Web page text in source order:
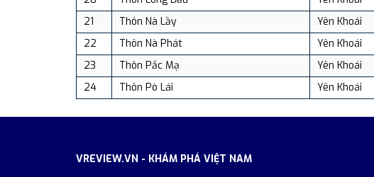
21
Thôn Nà Lầy Yên Khoái
22
Thôn Nà Phát Yên Khoái
23
Thôn Pắc Mạ Yên Khoái
24
Thôn Pò Lái Yên Khoái
VREVIEW.VN - KHÁM PHÁ VIỆT NAM